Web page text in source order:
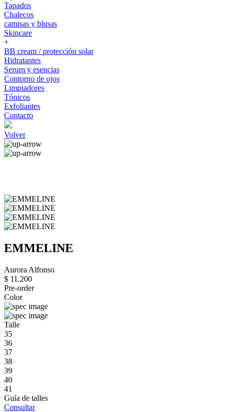
Tapados
Chalecos
camisas y blusas
Skincare
+
BB cream / protección solar
Hidratantes
Serum y esencias
Contorno de ojos
Limpiadores
Tónicos
Exfoliantes
Contacto
Volver
EMMELINE
Aurora Alfonso
$ 11.200
Pre-order
Color
Talle
35
36
37
38
39
40
41
Guía de talles
Consultar